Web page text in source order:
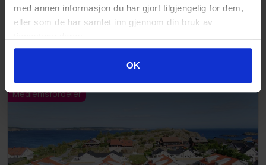
med annen informasjon du har gjort tilgjengelig for dem,
eller som de har samlet inn gjennom din bruk av
OK
Nå skjer det ting på Tjøllingtunet. Jotron pakker seg
ut, og snart står alt klart for å bygge nye boliger.
Først må Jotron-bygget rives, og denne prosessen
er nært forestående.
Medlemsfordeler